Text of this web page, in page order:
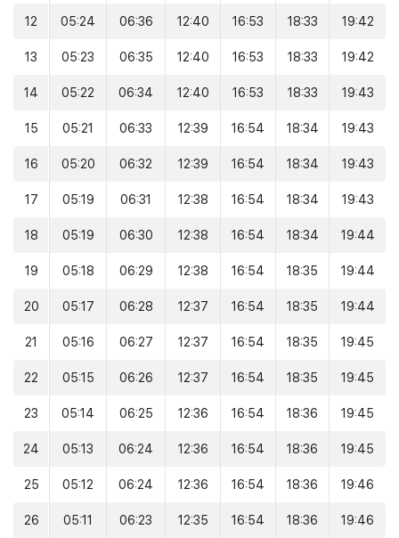
12 05:24 06:36 12:40 16:53 18:33 19:42
13 05:23 06:35 12:40 16:53 18:33 19:42
14 05:22 06:34 12:40 16:53 18:33 19:43
15 05:21 06:33 12:39 16:54 18:34 19:43
16 05:20 06:32 12:39 16:54 18:34 19:43
17 05:19 06:31 12:38 16:54 18:34 19:43
18 05:19 06:30 12:38 16:54 18:34 19:44
19 05:18 06:29 12:38 16:54 18:35 19:44
20 05:17 06:28 12:37 16:54 18:35 19:44
21 05:16 06:27 12:37 16:54 18:35 19:45
22 05:15 06:26 12:37 16:54 18:35 19:45
23 05:14 06:25 12:36 16:54 18:36 19:45
24 05:13 06:24 12:36 16:54 18:36 19:45
25 05:12 06:24 12:36 16:54 18:36 19:46
26 05:11 06:23 12:35 16:54 18:36 19:46